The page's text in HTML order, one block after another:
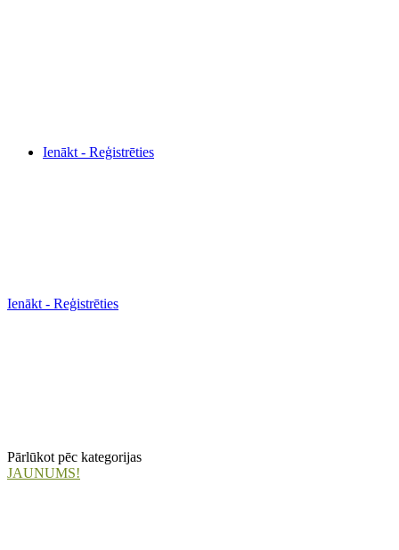
Ienākt - Reģistrēties
Ienākt - Reģistrēties
Pārlūkot pēc kategorijas
JAUNUMS!